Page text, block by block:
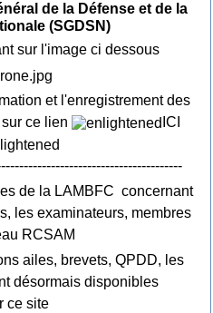
de la Défense et de la
(SGDSN)
sur l'image ci dessous
et l'enregistrement des
ce lien
ICI
de la LAMBFC concernant
les examinateurs, membres
RCSAM
ailes, brevets, QPDD, les
désormais disponibles
ce site